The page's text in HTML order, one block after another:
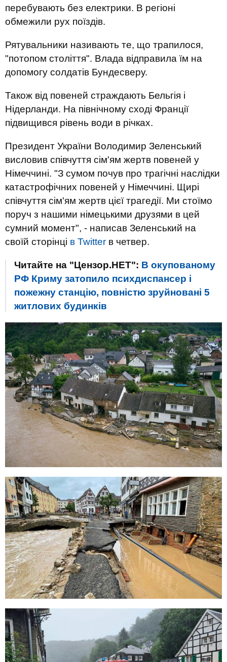
перебувають без електрики. В регіоні
обмежили рух поїздів.
Рятувальники називають те, що трапилося,
"потопом століття". Влада відправила їм на
допомогу солдатів Бундесверу.
Також від повеней страждають Бельгія і
Нідерланди. На північному сході Франції
підвищився рівень води в річках.
Президент України Володимир Зеленський
висловив співчуття сім'ям жертв повеней у
Німеччині. "З сумом почув про трагічні наслідки
катастрофічних повеней у Німеччині. Щирі
співчуття сім'ям жертв цієї трагедії. Ми стоїмо
поруч з нашими німецькими друзями в цей
сумний момент", - написав Зеленський на
своїй сторінці в Twitter в четвер.
Читайте на "Цензор.НЕТ": В окупованому
РФ Криму затопило психдиспансер і
пожежну станцію, повністю зруйновані 5
житлових будинків